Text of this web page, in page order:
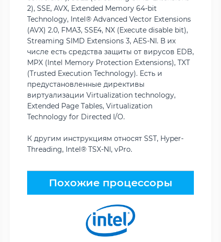
2), SSE, AVX, Extended Memory 64-bit
Technology, Intel® Advanced Vector Extensions
(AVX) 2.0, FMA3, SSE4, NX (Execute disable bit),
Streaming SIMD Extensions 3, AES-NI. В их
числе есть средства защиты от вирусов EDB,
MPX (Intel Memory Protection Extensions), TXT
(Trusted Execution Technology). Есть и
предустановленные директивы
виртуализации Virtualization technology,
Extended Page Tables, Virtualization
Technology for Directed I/O.
К другим инструкциям относят SST, Hyper-
Threading, Intel® TSX-NI, vPro.
Похожие процессоры